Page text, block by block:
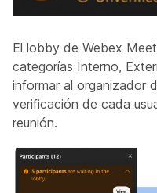
El lobby de Webex
categorías Interno,
informar al organizador
verificación de cada
reunión.